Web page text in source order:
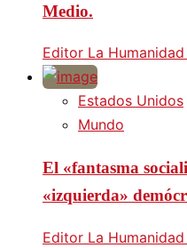
Medio.
Editor La Humanidad
Estados Unidos
Mundo
El «fantasma
«izquierda»
Editor La Humanidad